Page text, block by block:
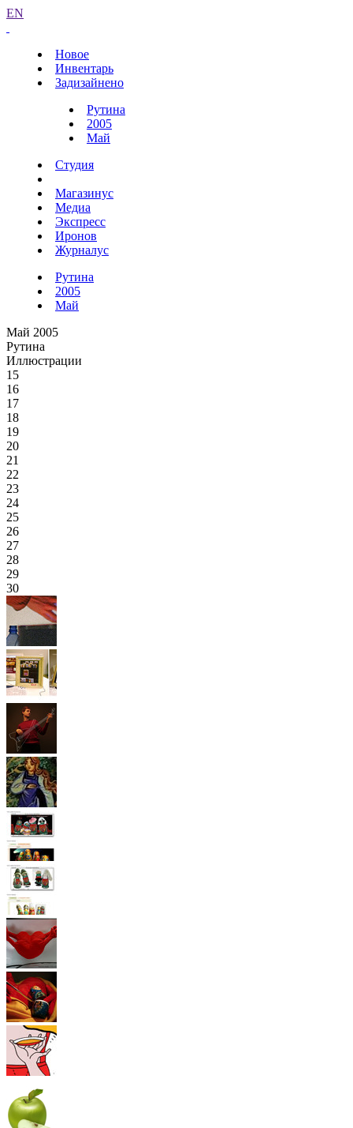
EN
Новое
Инвентарь
Задизайнено
Рутина
2005
Май
Студия
Магазинус
Медиа
Экспресс
Иронов
Журналус
Рутина
2005
Май
Май 2005
Рутина
Иллюстрации
15
16
17
18
19
20
21
22
23
24
25
26
27
28
29
30